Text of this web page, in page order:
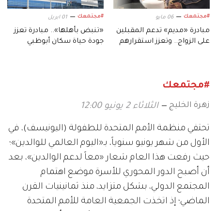
#مجتمعك 06 مايو
مبادرة «مديم» تدعم المقبلين
على الزواج.. وتعزز استقرارهم
#مجتمعك 01 ابريل
«تنبض بأهلها».. مبادرة تعزز
جودة حياة سكان أبوظبي
#مجتمعك
زهرة الخليج الثلاثاء 2 يونيو 12:00
تحتفي منظمة الأمم المتحدة للطفولة (اليونيسف)، في
الأول من شهر يونيو سنوياً، بـ«اليوم العالمي للوالدين»؛
حيث رفعت هذا العام شعار «معاً لدعم الوالدين»، بعد
أن أصبح الدور المحوري للأسرة موضع اهتمام
المجتمع الدولي، بشكل متزايد، منذ ثمانينيات القرن
الماضي؛ إذ اتخذت الجمعية العامة للأمم المتحدة